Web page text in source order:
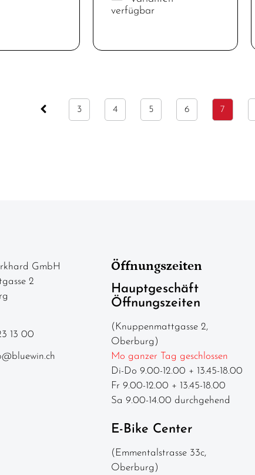
verfügbar
3 4 5 6 7
GmbH
2
13 00
Öffnungszeiten
Hauptgeschäft
Öffnungszeiten
(Knuppenmattgasse 2,
Oberburg)
Mo ganzer Tag geschlossen
Di-Do 9.00-12.00 + 13.45-18.00
Fr 9.00-12.00 + 13.45-18.00
Sa 9.00-14.00 durchgehend
E-Bike Center
(Emmentalstrasse 33c,
Oberburg)